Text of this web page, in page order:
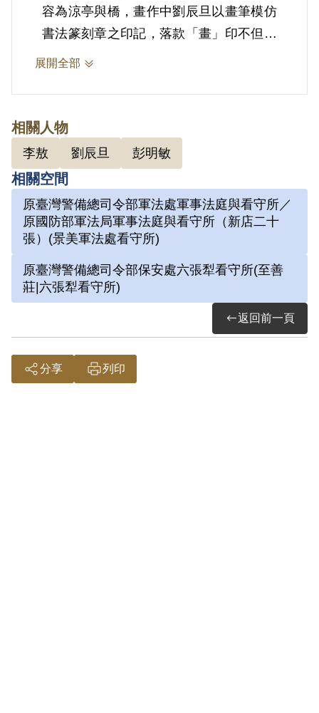
容為涼亭與橋，畫作中劉辰旦以畫筆模仿
書法篆刻章之印記，落款「畫」印不但豐
富畫面，增添趣味性，更強調他心靈的自
2.劉辰旦(1937-)，臺灣臺南人。1971年
因涉「彭明敏案」、「臺南美國新聞處爆
炸案」、「李敖案」被捕，時任水泥公司
屏東營業所管理員；被捕後拘禁於警備總
司令部保安總處地下室及六張犁看守所進
行偵訊長達近一年。1972年移送景美軍
刑。服刑期間因美術老師婉拒函授，決意
自學繪畫及書法。每日早晚以牢房廁所門
板為桌，開始獄中書畫生涯。獄中囚禁於
個面構築出一塊個人場域，乃自稱「六大
山人」。1975年經上訴及國際特赦組織
展開全部
相關人物
李敖 劉辰旦 彭明敏
相關空間
原臺灣警備總司令部軍法處軍事法庭與看守所／
原國防部軍法局軍事法庭與看守所（新店二十
張）(景美軍法處看守所)
原臺灣警備總司令部保安處六張犁看守所(至善
莊|六張犁看守所)
返回前一頁
分享 列印